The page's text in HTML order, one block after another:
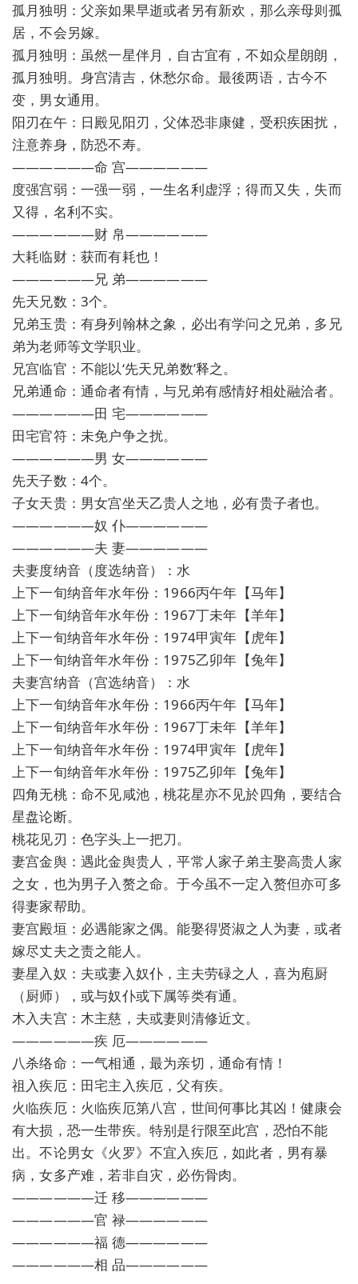
孤月独明：父亲如果早逝或者另有新欢，那么亲母则孤
居，不会另嫁。
孤月独明：虽然一星伴月，自古宜有，不如众星朗朗，
孤月独明。身宫清吉，休愁尔命。最後两语，古今不
变，男女通用。
阳刃在午：日殿见阳刃，父体恐非康健，受积疾困扰，
注意养身，防恐不寿。
——————命 宫——————
度强宫弱：一强一弱，一生名利虚浮；得而又失，失而
又得，名利不实。
——————财 帛——————
大耗临财：获而有耗也！
——————兄 弟——————
先天兄数：3个。
兄弟玉贵：有身列翰林之象，必出有学问之兄弟，多兄
弟为老师等文学职业。
兄宫临官：不能以‘先天兄弟数’释之。
兄弟通命：通命者有情，与兄弟有感情好相处融洽者。
——————田 宅——————
田宅官符：未免户争之扰。
——————男 女——————
先天子数：4个。
子女天贵：男女宫坐天乙贵人之地，必有贵子者也。
——————奴 仆——————
——————夫 妻——————
夫妻度纳音（度选纳音）：水
上下一旬纳音年水年份：1966丙午年【马年】
上下一旬纳音年水年份：1967丁未年【羊年】
上下一旬纳音年水年份：1974甲寅年【虎年】
上下一旬纳音年水年份：1975乙卯年【兔年】
夫妻宫纳音（宫选纳音）：水
上下一旬纳音年水年份：1966丙午年【马年】
上下一旬纳音年水年份：1967丁未年【羊年】
上下一旬纳音年水年份：1974甲寅年【虎年】
上下一旬纳音年水年份：1975乙卯年【兔年】
四角无桃：命不见咸池，桃花星亦不见於四角，要结合
星盘论断。
桃花见刃：色字头上一把刀。
妻宫金舆：遇此金舆贵人，平常人家子弟主娶高贵人家
之女，也为男子入赘之命。于今虽不一定入赘但亦可多
得妻家帮助。
妻宫殿垣：必遇能家之偶。能娶得贤淑之人为妻，或者
嫁尽丈夫之责之能人。
妻星入奴：夫或妻入奴仆，主夫劳碌之人，喜为庖厨
（厨师），或与奴仆或下属等类有通。
木入夫宫：木主慈，夫或妻则清修近文。
——————疾 厄——————
八杀络命：一气相通，最为亲切，通命有情！
祖入疾厄：田宅主入疾厄，父有疾。
火临疾厄：火临疾厄第八宫，世间何事比其凶！健康会
有大损，恐一生带疾。特别是行限至此宫，恐怕不能
出。不论男女《火罗》不宜入疾厄，如此者，男有暴
病，女多产难，若非自灾，必伤骨肉。
——————迁 移——————
——————官 禄——————
——————福 德——————
——————相 品——————